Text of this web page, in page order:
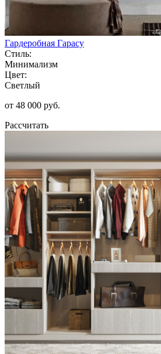
Гардеробная Гарасу
Стиль:
Минимализм
Цвет:
Светлый
от 48 000 руб.
Рассчитать